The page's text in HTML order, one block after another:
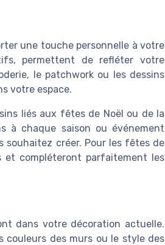
une touche personnelle à votre
permettent de refléter votre
le patchwork ou les dessins
votre espace.
liés aux fêtes de Noël ou de la
à chaque saison ou événement
souhaitez créer. Pour les fêtes de
compléteront parfaitement les
dans votre décoration actuelle.
couleurs des murs ou le style des